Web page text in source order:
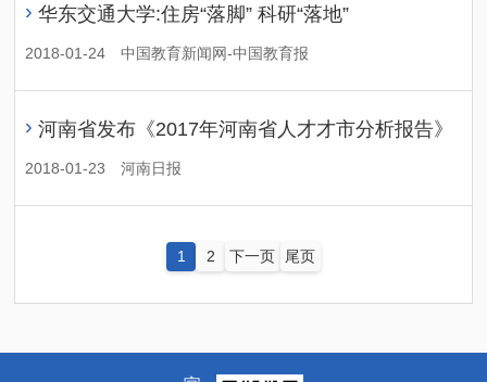
› 华东交通大学:住房“落脚” 科研“落地”
2018-01-24 中国教育新闻网-中国教育报
› 河南省发布《2017年河南省人才才市分析报告》
2018-01-23 河南日报
1 2 下一页 尾页